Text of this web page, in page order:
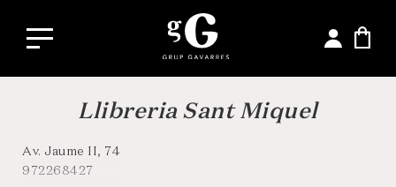
Llibreria Sant Miquel
Av. Jaume II, 74
972268427